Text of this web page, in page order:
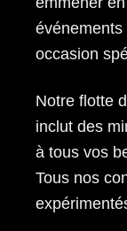
occasion
Notre flotte
inclut des
à tous vos
Tous nos